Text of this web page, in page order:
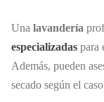
Una lavandería
especializadas para
Además, pueden
secado según el